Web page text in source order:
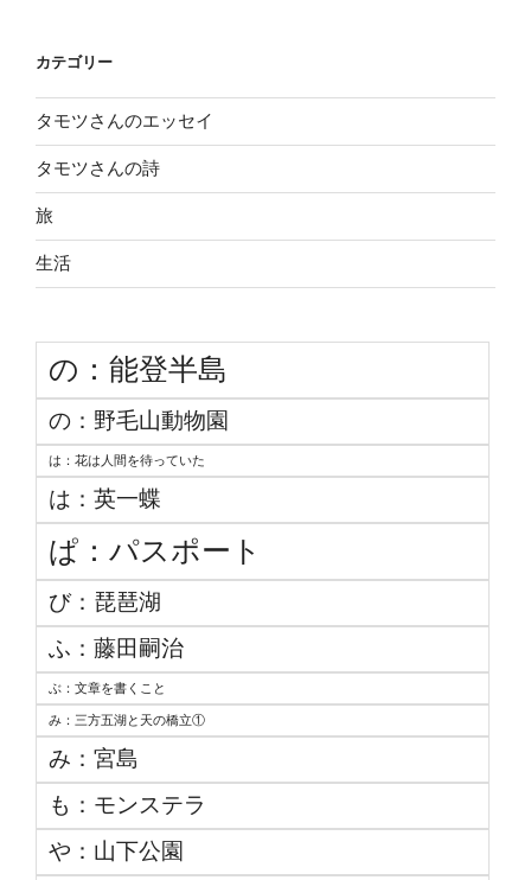
カテゴリー
タモツさんのエッセイ
タモツさんの詩
旅
生活
の：能登半島
の：野毛山動物園
は：花は人間を待っていた
は：英一蝶
ぱ：パスポート
び：琵琶湖
ふ：藤田嗣治
ぶ：文章を書くこと
み：三方五湖と天の橋立①
み：宮島
も：モンステラ
や：山下公園